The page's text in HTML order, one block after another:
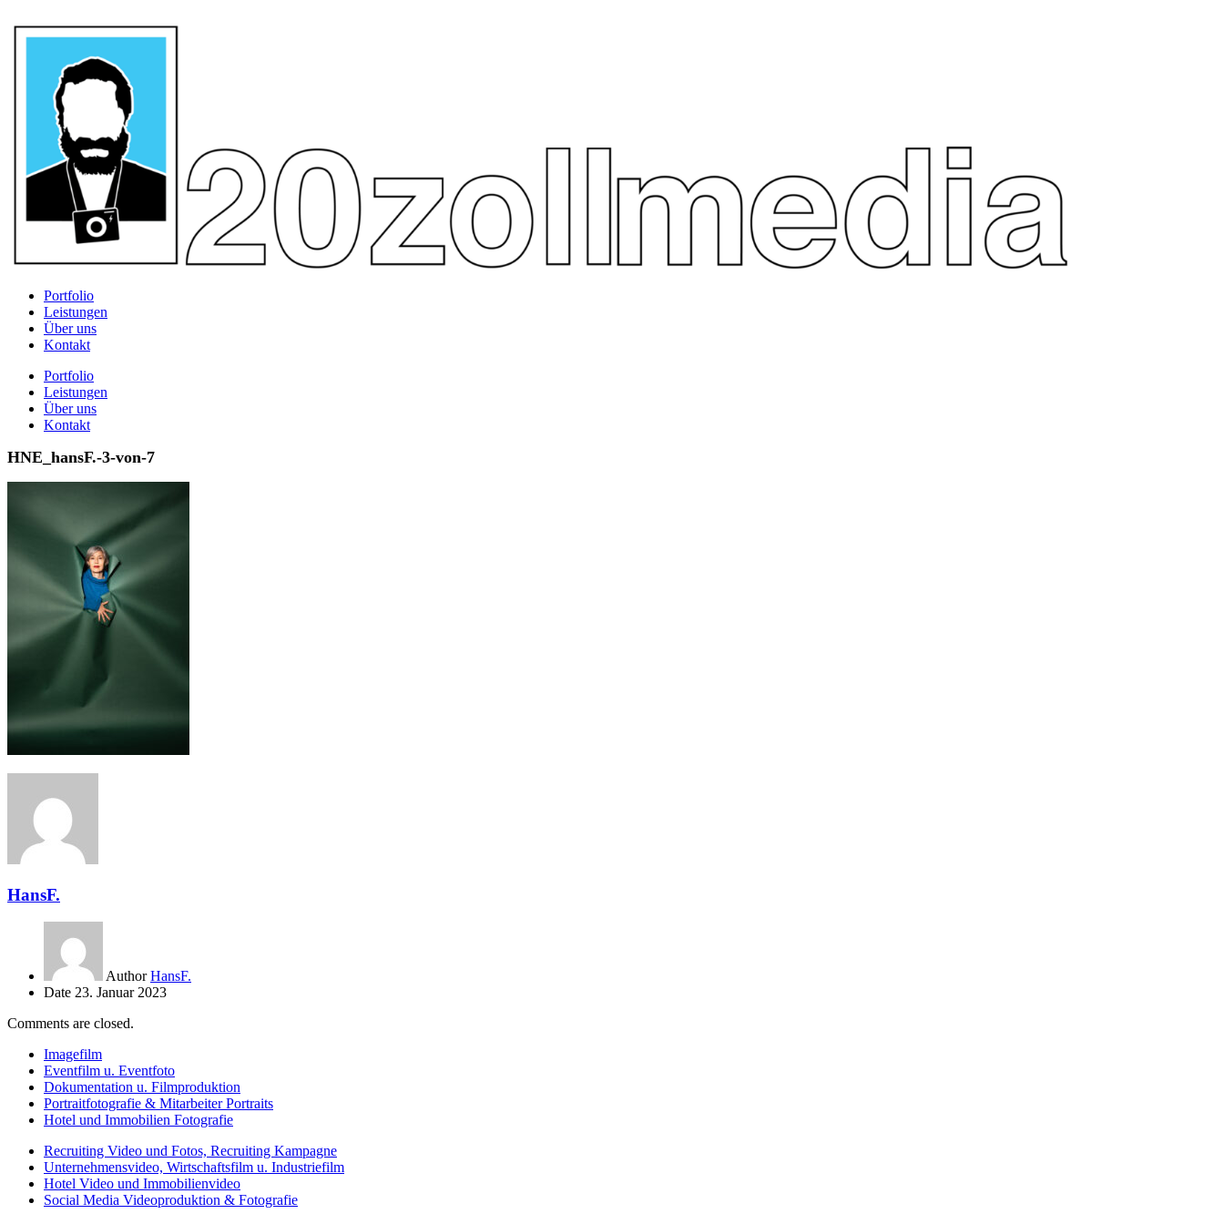
Portfolio
Leistungen
Über uns
Kontakt
Portfolio
Leistungen
Über uns
Kontakt
HNE_hansF.-3-von-7
HansF.
Author HansF.
Date 23. Januar 2023
Comments are closed.
Imagefilm
Eventfilm u. Eventfoto
Dokumentation u. Filmproduktion
Portraitfotografie & Mitarbeiter Portraits
Hotel und Immobilien Fotografie
Recruiting Video und Fotos, Recruiting Kampagne
Unternehmensvideo, Wirtschaftsfilm u. Industriefilm
Hotel Video und Immobilienvideo
Social Media Videoproduktion & Fotografie